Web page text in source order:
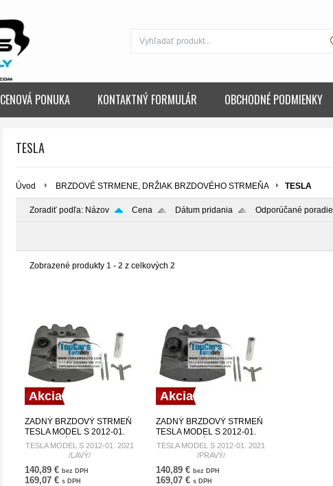
CENOVÁ PONUKA KONTAKTNÝ FORMULÁR OBCHODNÉ PODMIENKY
TESLA
Úvod BRZDOVÉ STRMENE, DRŽIAK BRZDOVÉHO STRMEŇA TESLA
Zoradiť podľa: Názov Cena Dátum pridania Odporúčané poradie
Zobrazené produkty 1 - 2 z celkových 2
Akcia
ZADNÝ BRZDOVÝ STRMEŇ
TESLA MODEL S 2012-01.
2021 /ĽAVÝ/ HZT-CH-044
HZT-CH-044
TESLA MODEL S 2012-01. 2021
/ĽAVÝ/
140,89 € bez DPH
169,07 € s DPH
Akcia
ZADNÝ BRZDOVÝ STRMEŇ
TESLA MODEL S 2012-01.
2021 /PRAVÝ/ HZT-CH-045
HZT-CH-045
TESLA MODEL S 2012-01. 2021
/PRAVÝ/
140,89 € bez DPH
169,07 € s DPH